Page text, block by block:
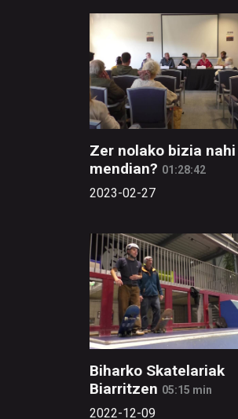
Zer nolako bizia
mendian? 01:28:42
2023-02-27
Biharko Skatelariak
Biarritzen 05:15 min
2022-12-09